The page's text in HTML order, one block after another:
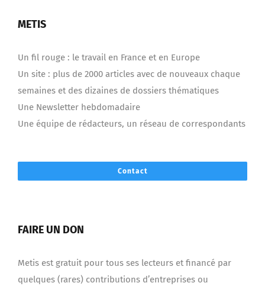
METIS
Un fil rouge : le travail en France et en Europe
Un site : plus de 2000 articles avec de nouveaux chaque
semaines et des dizaines de dossiers thématiques
Une Newsletter hebdomadaire
Une équipe de rédacteurs, un réseau de correspondants
Contact
FAIRE UN DON
Metis est gratuit pour tous ses lecteurs et financé par
quelques (rares) contributions d’entreprises ou